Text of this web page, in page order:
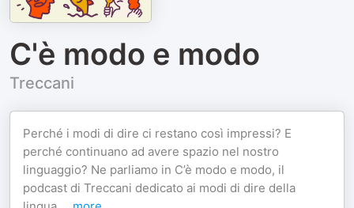
C'è modo e modo
Treccani
Perché i modi di dire ci restano così impressi? E
perché continuano ad avere spazio nel nostro
linguaggio? Ne parliamo in C’è modo e modo, il
podcast di Treccani dedicato ai modi di dire della